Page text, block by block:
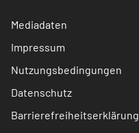
Mediadaten
Impressum
Nutzungsbedingungen
Datenschutz
Barrierefreiheitserklärung